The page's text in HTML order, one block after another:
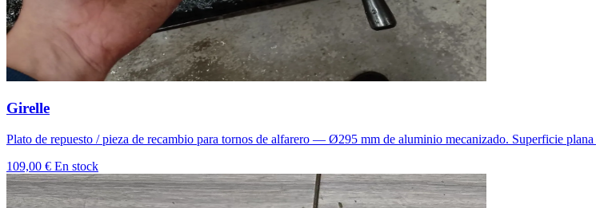
Girelle
Plato de repuesto / pieza de recambio para tornos de alfarero — Ø295 mm de aluminio mecanizado. Superficie
109,00 € En stock